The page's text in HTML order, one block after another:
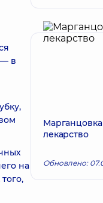
— в
на
лекарство
Обновлено: